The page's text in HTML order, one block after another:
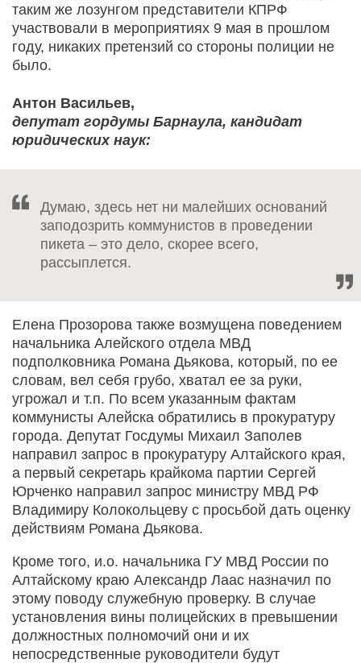
таким же лозунгом представители КПРФ
участвовали в мероприятиях 9 мая в прошлом
году, никаких претензий со стороны полиции не
было.
Антон Васильев,
депутат гордумы Барнаула, кандидат
юридических наук:
Думаю, здесь нет ни малейших оснований
заподозрить коммунистов в проведении
пикета – это дело, скорее всего,
рассыплется.
Елена Прозорова также возмущена поведением
начальника Алейского отдела МВД
подполковника Романа Дьякова, который, по ее
словам, вел себя грубо, хватал ее за руки,
угрожал и т.п. По всем указанным фактам
коммунисты Алейска обратились в прокуратуру
города. Депутат Госдумы Михаил Заполев
направил запрос в прокуратуру Алтайского края,
а первый секретарь крайкома партии Сергей
Юрченко направил запрос министру МВД РФ
Владимиру Колокольцеву с просьбой дать оценку
действиям Романа Дьякова.
Кроме того, и.о. начальника ГУ МВД России по
Алтайскому краю Александр Лаас назначил по
этому поводу служебную проверку. В случае
установления вины полицейских в превышении
должностных полномочий они и их
непосредственные руководители будут